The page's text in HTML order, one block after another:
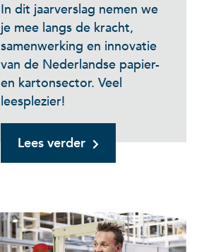
In dit jaarverslag nemen we
je mee langs de kracht,
samenwerking en innovatie
van de Nederlandse papier-
en kartonsector. Veel
leesplezier!
Lees verder